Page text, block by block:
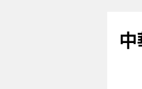
主